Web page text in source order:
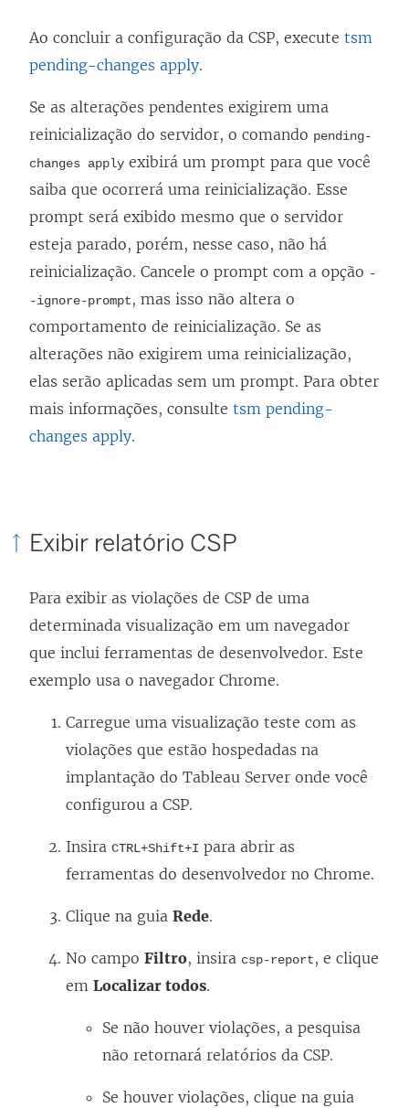
Ao concluir a configuração da CSP, execute tsm
pending-changes apply.
Se as alterações pendentes exigirem uma
reinicialização do servidor, o comando pending-
changes apply exibirá um prompt para que você
saiba que ocorrerá uma reinicialização. Esse
prompt será exibido mesmo que o servidor
esteja parado, porém, nesse caso, não há
reinicialização. Cancele o prompt com a opção -
-ignore-prompt, mas isso não altera o
comportamento de reinicialização. Se as
alterações não exigirem uma reinicialização,
elas serão aplicadas sem um prompt. Para obter
mais informações, consulte tsm pending-
changes apply.
Exibir relatório CSP
Para exibir as violações de CSP de uma
determinada visualização em um navegador
que inclui ferramentas de desenvolvedor. Este
exemplo usa o navegador Chrome.
Carregue uma visualização teste com as
violações que estão hospedadas na
implantação do Tableau Server onde você
configurou a CSP.
Insira CTRL+Shift+I para abrir as
ferramentas do desenvolvedor no Chrome.
Clique na guia Rede.
No campo Filtro, insira csp-report, e clique
em Localizar todos.
Se não houver violações, a pesquisa
não retornará relatórios da CSP.
Se houver violações, clique na guia